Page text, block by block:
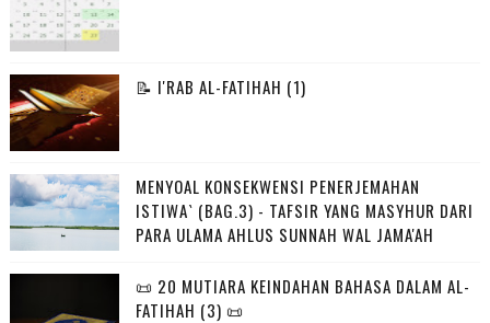
📝 I'RAB AL-FATIHAH (1)
MENYOAL KONSEKWENSI PENERJEMAHAN
ISTIWA` (BAG.3) - TAFSIR YANG MASYHUR DARI
PARA ULAMA AHLUS SUNNAH WAL JAMA'AH
📜 20 MUTIARA KEINDAHAN BAHASA DALAM AL-
FATIHAH (3) 📜